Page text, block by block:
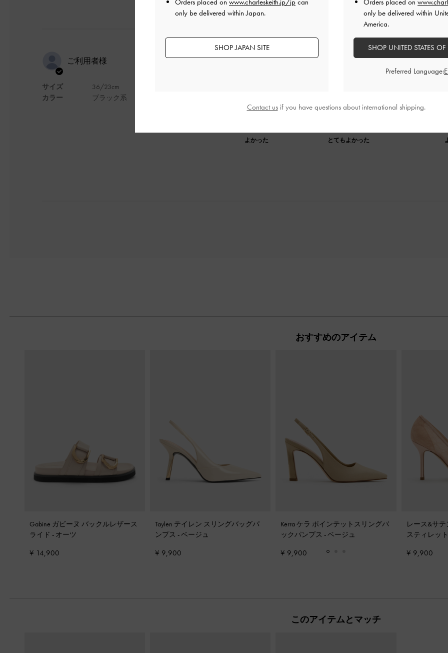
ご利用者様
サイズ
カラー
36/23cm
ブラック系
高級感
裏に滑り止めを貼った方が◎
よかった とてもよかった
おすすめのアイテム
Gabine ガビーヌ バックルレザース
ライド - オーツ
¥ 14,900
Taylen テイレン スリングバッグパ
ンプス -ベージュ
¥ 9,900
Kerra ケラ ポインテットスリングバ
ックパンプス -ベージュ
¥ 9,900
レース&サ
スティレッ
¥ 9,900
このアイテムとマッチ
Orders placed on www.charleskeith.jp/jp can
only be delivered within Japan.
SHOP JAPAN SITE
Orders placed on
only be delivered within
America.
SHOP UNITED STATES
Preferred Language:
Contact usif you have questions about international shipping.